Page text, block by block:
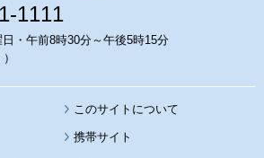
1111
・午前8時30分～午後5時15分
このサイトについて
携帯サイト